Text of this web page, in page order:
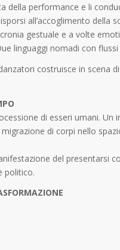
della performance e li
all’accoglimento della
gestuale e a volte
linguaggi nomadi con flussi
costruisce in scena
di esseri umani.
migrazione di corpi nello
del presentarsi
politico.